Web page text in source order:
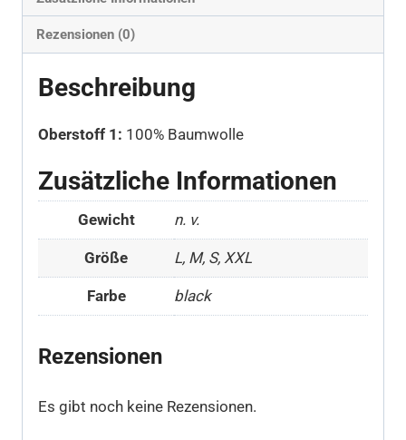
Rezensionen (0)
Beschreibung
Oberstoff 1: 100% Baumwolle
Zusätzliche Informationen
Gewicht n. v.
Größe L, M, S, XXL
Farbe black
Rezensionen
Es gibt noch keine Rezensionen.